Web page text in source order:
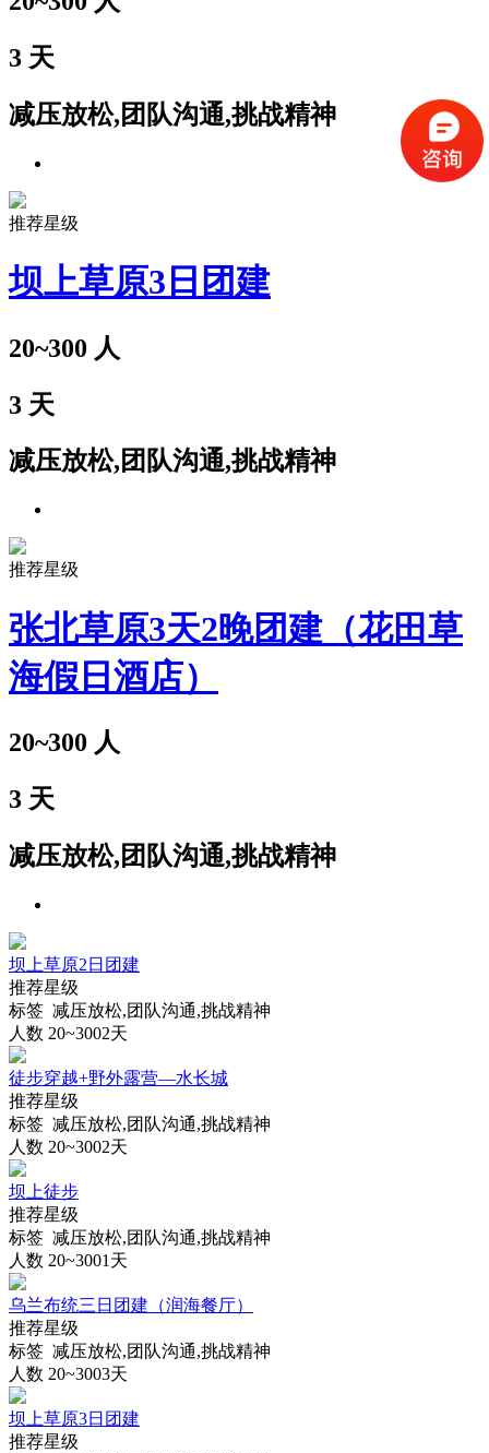
3 天
减压放松,团队沟通,挑战精神
推荐星级
坝上草原3日团建
20~300 人
3 天
减压放松,团队沟通,挑战精神
推荐星级
张北草原3天2晚团建（花田草
海假日酒店）
20~300 人
3 天
减压放松,团队沟通,挑战精神
坝上草原2日团建
推荐星级
标签 减压放松,团队沟通,挑战精神
人数 20~3002天
徒步穿越+野外露营—水长城
推荐星级
标签 减压放松,团队沟通,挑战精神
人数 20~3002天
坝上徒步
推荐星级
标签 减压放松,团队沟通,挑战精神
人数 20~3001天
乌兰布统三日团建（润海餐厅）
推荐星级
标签 减压放松,团队沟通,挑战精神
人数 20~3003天
坝上草原3日团建
推荐星级